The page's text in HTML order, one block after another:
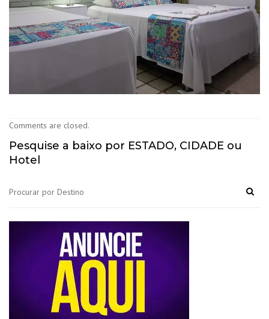
Comments are closed.
Pesquise a baixo por ESTADO, CIDADE ou
Hotel